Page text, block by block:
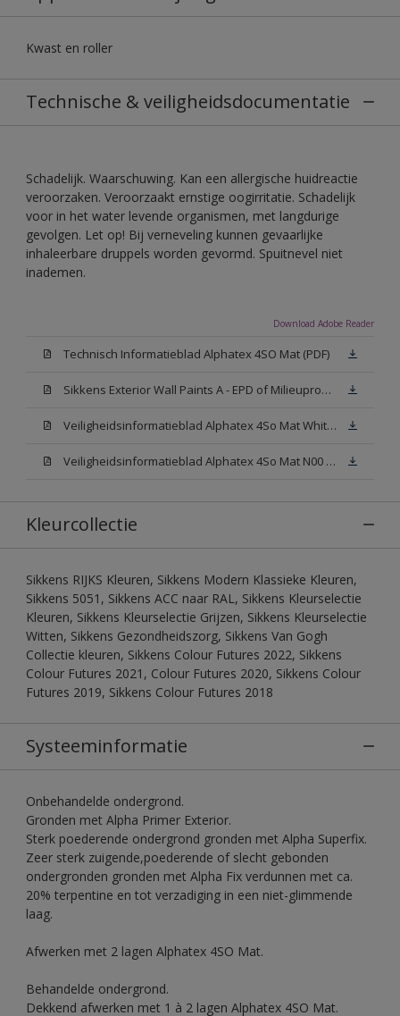
Kwast en roller
Technische & veiligheidsdocumentatie
Schadelijk. Waarschuwing. Kan een allergische huidreactie
veroorzaken. Veroorzaakt ernstige oogirritatie. Schadelijk
voor in het water levende organismen, met langdurige
gevolgen. Let op! Bij verneveling kunnen gevaarlijke
inhaleerbare druppels worden gevormd. Spuitnevel niet
inademen.
Download Adobe Reader
Technisch Informatieblad Alphatex 4SO Mat (PDF)
Sikkens Exterior Wall Paints A - EPD of Milieuproductverklaring
Veiligheidsinformatieblad Alphatex 4So Mat White W05 (MSDS)
Veiligheidsinformatieblad Alphatex 4So Mat N00 (MSDS)
Kleurcollectie
Sikkens RIJKS Kleuren, Sikkens Modern Klassieke Kleuren,
Sikkens 5051, Sikkens ACC naar RAL, Sikkens Kleurselectie
Kleuren, Sikkens Kleurselectie Grijzen, Sikkens Kleurselectie
Witten, Sikkens Gezondheidszorg, Sikkens Van Gogh
Collectie kleuren, Sikkens Colour Futures 2022, Sikkens
Colour Futures 2021, Colour Futures 2020, Sikkens Colour
Futures 2019, Sikkens Colour Futures 2018
Systeeminformatie
Onbehandelde ondergrond.
Gronden met Alpha Primer Exterior.
Sterk poederende ondergrond gronden met Alpha Superfix.
Zeer sterk zuigende,poederende of slecht gebonden
ondergronden gronden met Alpha Fix verdunnen met ca.
20% terpentine en tot verzadiging in een niet-glimmende
laag.
Afwerken met 2 lagen Alphatex 4SO Mat.
Behandelde ondergrond.
Dekkend afwerken met 1 à 2 lagen Alphatex 4SO Mat.